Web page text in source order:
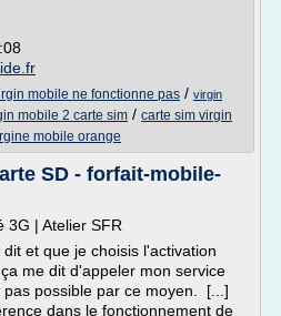
mobile ne fonctionne pas / virgin
mobile 2 carte sim / carte sim virgin
mobile orange
SD - forfait-mobile-
3G | Atelier SFR
dit et que je choisis l'activation
me dit d'appeler mon service
possible par ce moyen. [...]
dans le fonctionnement de